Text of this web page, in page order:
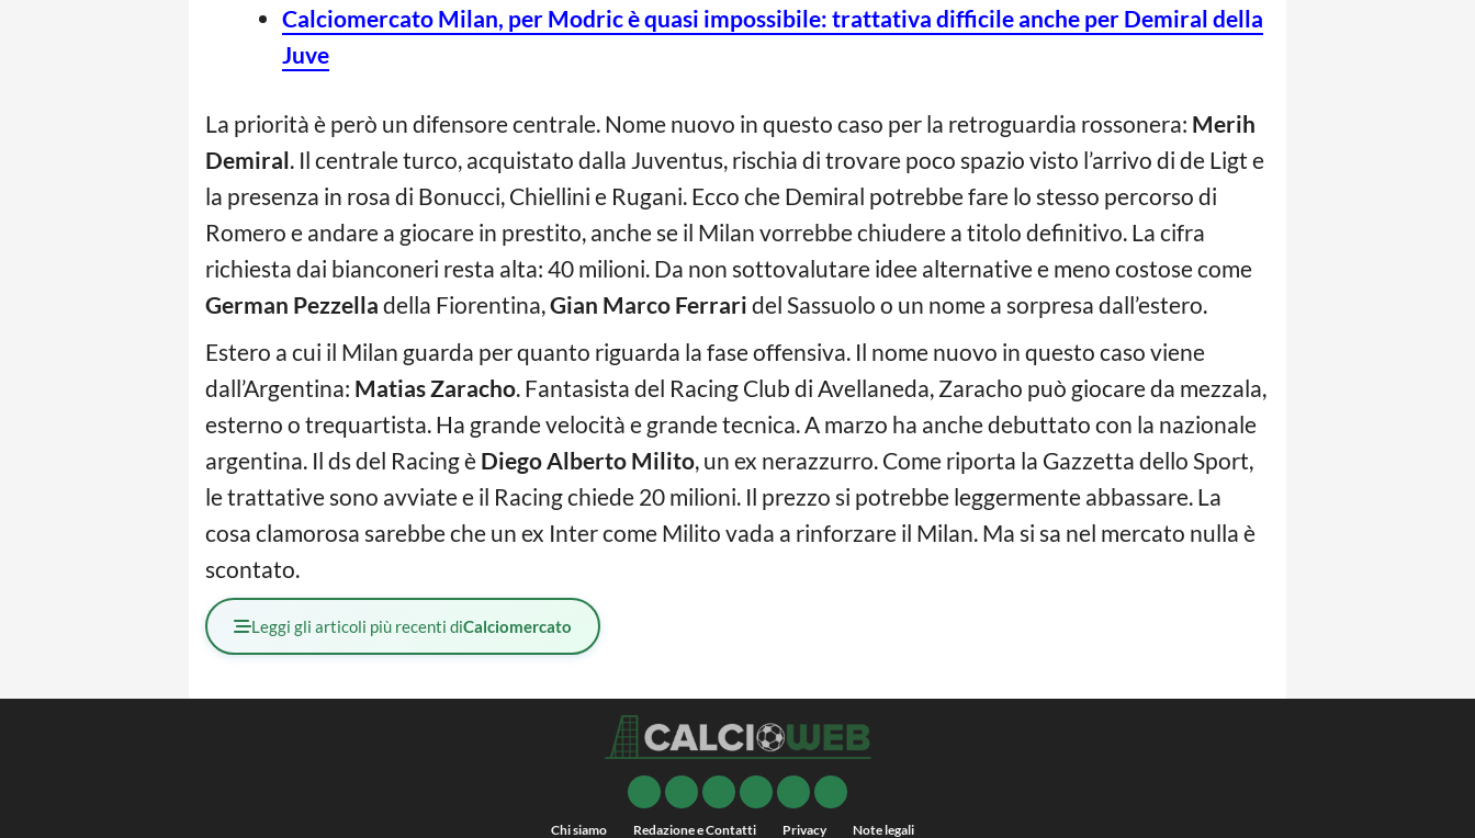
Calciomercato Milan, per Modric è quasi impossibile: trattativa difficile anche per Demiral della
Juve
La priorità è però un difensore centrale. Nome nuovo in questo caso per la retroguardia rossonera: Merih
Demiral. Il centrale turco, acquistato dalla Juventus, rischia di trovare poco spazio visto l’arrivo di de Ligt e
la presenza in rosa di Bonucci, Chiellini e Rugani. Ecco che Demiral potrebbe fare lo stesso percorso di
Romero e andare a giocare in prestito, anche se il Milan vorrebbe chiudere a titolo definitivo. La cifra
richiesta dai bianconeri resta alta: 40 milioni. Da non sottovalutare idee alternative e meno costose come
German Pezzella della Fiorentina,Gian Marco Ferrari del Sassuolo o un nome a sorpresa dall’estero.
Estero a cui il Milan guarda per quanto riguarda la fase offensiva. Il nome nuovo in questo caso viene
dall’Argentina: Matias Zaracho. Fantasista del Racing Club di Avellaneda, Zaracho può giocare da mezzala,
esterno o trequartista. Ha grande velocità e grande tecnica. A marzo ha anche debuttato con la nazionale
argentina. Il ds del Racing è Diego Alberto Milito, un ex nerazzurro. Come riporta la Gazzetta dello Sport,
le trattative sono avviate e il Racing chiede 20 milioni. Il prezzo si potrebbe leggermente abbassare. La
cosa clamorosa sarebbe che un ex Inter come Milito vada a rinforzare il Milan. Ma si sa nel mercato nulla è
scontato.
Leggi gli articoli più recenti diCalciomercato
Chi siamo Redazione e Contatti Privacy Note legali